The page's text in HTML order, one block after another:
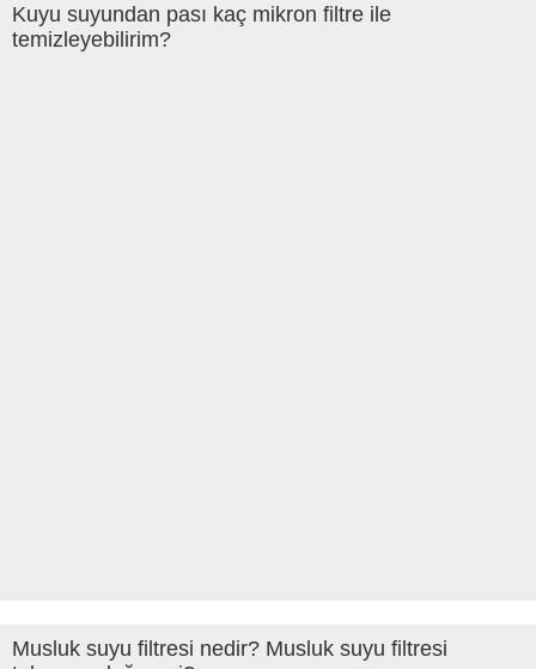
Kuyu suyundan pası kaç mikron filtre ile
temizleyebilirim?
Musluk suyu filtresi nedir? Musluk suyu filtresi